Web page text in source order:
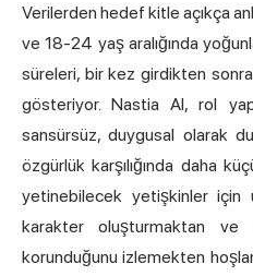
Verilerden hedef kitle açıkça
ve 18-24 yaş aralığında
süreleri, bir kez girdikten sonra
gösteriyor. Nastia AI, rol
sansürsüz, duygusal olarak
özgürlük karşılığında daha
yetinebilecek yetişkinler için
karakter oluşturmaktan ve
korunduğunu izlemekten